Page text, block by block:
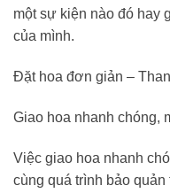
một sự kiện nào đó hay
của mình.
Đặt hoa đơn giản –
Giao hoa nhanh chóng,
Việc giao hoa nhanh
cùng quá trình bảo